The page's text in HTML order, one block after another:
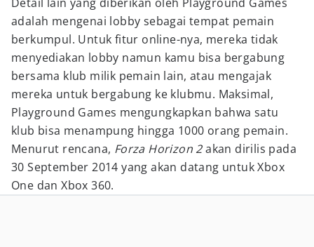
adalah mengenai lobby sebagai tempat pemain
berkumpul. Untuk fitur online-nya, mereka tidak
menyediakan lobby namun kamu bisa bergabung
bersama klub milik pemain lain, atau mengajak
mereka untuk bergabung ke klubmu. Maksimal,
Playground Games mengungkapkan bahwa satu
klub bisa menampung hingga 1000 orang pemain.
Menurut rencana, Forza Horizon 2akan dirilis pada
30 September 2014 yang akan datang untuk Xbox
One dan Xbox 360.